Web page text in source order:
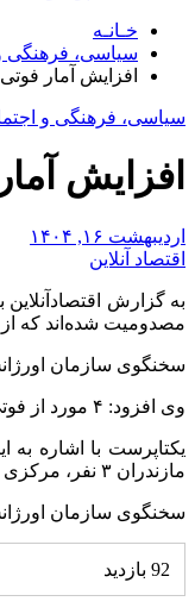
خـانـه
سیاسی، فرهنگی
افزایش آمار
سیاسی، فرهنگی و
افزایش
اردیبهشت ۱۶, ۱۴۰۴
اقتصاد آنلاین
مصدومیت شده‌اند که از این تعداد
سخنگوی سازمان اورژانس کشور از مصدومیت ۸۶
وی افزود: ۴ مورد از فوتی‌ها بر اثر وزش شدید باد و سقوط اجسام و ۵ مورد آن براثر اصابت صاعقه بوده است.
مازندران ۳ نفر، مرکزی ۲ نفر، قزوین ۲ نفر، البرز ۲ نفر، آذربایجان غربی یک نفر، خراسان رضوی یک نفر و در خوزستان نیز یک نفر مصدوم برجا گذاشته است.
سخنگوی سازمان
92 بازدید